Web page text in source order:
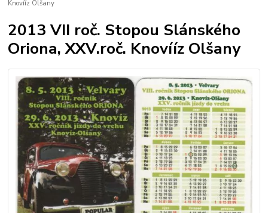
Knovííz Olšany
2013 VII roč. Stopou Slánského
Oriona, XXV.roč. Knovííz Olšany